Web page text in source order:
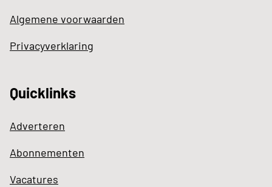
Algemene voorwaarden
Privacyverklaring
Quicklinks
Adverteren
Abonnementen
Vacatures